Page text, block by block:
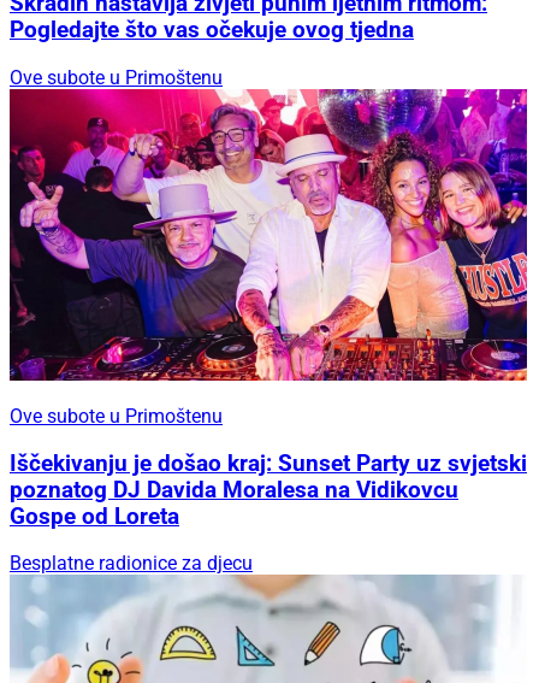
Pogledajte što vas očekuje ovog tjedna
Ove subote u Primoštenu
Ove subote u Primoštenu
Iščekivanju je došao kraj: Sunset Party uz svjetski
poznatog DJ Davida Moralesa na Vidikovcu
Gospe od Loreta
Besplatne radionice za djecu